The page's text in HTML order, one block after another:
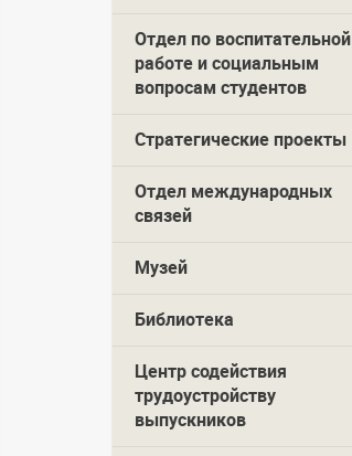
Отдел по воспитательной
работе и социальным
вопросам студентов
Стратегические проекты
Отдел международных
связей
Музей
Библиотека
Центр содействия
трудоустройству
выпускников